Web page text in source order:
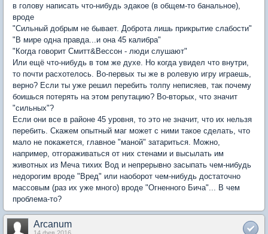
в голову написать что-нибудь эдакое (в общем-то банальное),
вроде
"Сильный добрым не бывает. Доброта лишь прикрытие слабости"
"В мире одна правда...и она 45 калибра"
"Когда говорит Смитт&Вессон - люди слушают"
Или ещё что-нибудь в том же духе. Но когда увидел что внутри,
то почти расхотелось. Во-первых ты же в ролевую игру играешь,
верно? Если ты уже решил перебить толпу неписяев, так почему
боишься потерять на этом репутацию? Во-вторых, что значит
"сильных"?
Если они все в районе 45 уровня, то это не значит, что их нельзя
перебить. Скажем опытный маг может с ними такое сделать, что
мало не покажется, главное "маной" затариться. Можно,
например, отгораживаться от них стенами и высылать им
животных из Меча тихих Вод и непрерывно засыпать чем-нибудь
недорогим вроде "Вред" или наоборот чем-нибудь достаточно
массовым (раз их уже много) вроде "Огненного Бича"... В чем
проблема-то?
Arcanum